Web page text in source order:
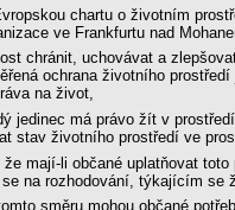
chartu o životním
ve Frankfurtu nad
chránit, uchovávat a
ochrana životního
na život,
jedinec má právo žít v
stav životního prostředí ve
mají-li občané uplatňovat
na rozhodování, týkajícím se
směru mohou občané